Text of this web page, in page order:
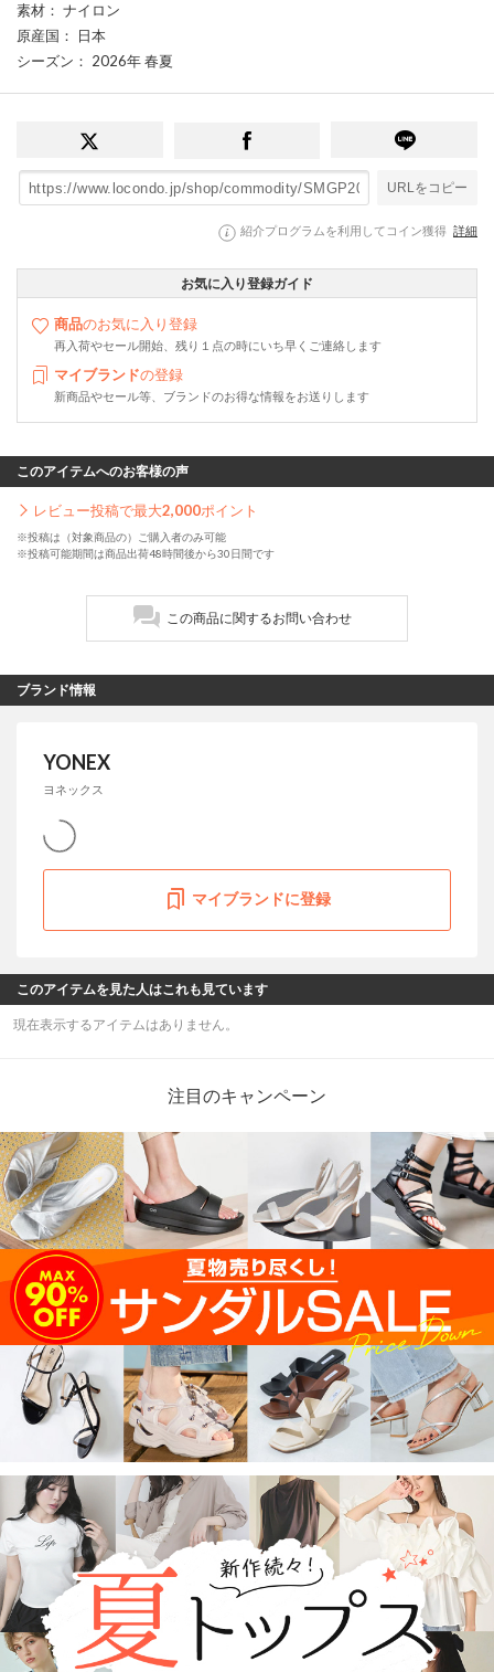
素材 ： ナイロン
原産国 ： 日本
シーズン ： 2026年 春夏
URLをコピー
紹介プログラムを利用してコイン獲得 詳細
お気に入り登録ガイド
商品のお気に入り登録
再入荷やセール開始、残り１点の時にいち早くご連絡します
マイブランドの登録
新商品やセール等、ブランドのお得な情報をお送りします
このアイテムへのお客様の声
レビュー投稿で最大2,000ポイント
※投稿は（対象商品の）ご購入者のみ可能
※投稿可能期間は商品出荷48時間後から30日間です
この商品に関するお問い合わせ
ブランド情報
YONEX
ヨネックス
マイブランドに登録
このアイテムを見た人はこれも見ています
現在表示するアイテムはありません。
注目のキャンペーン